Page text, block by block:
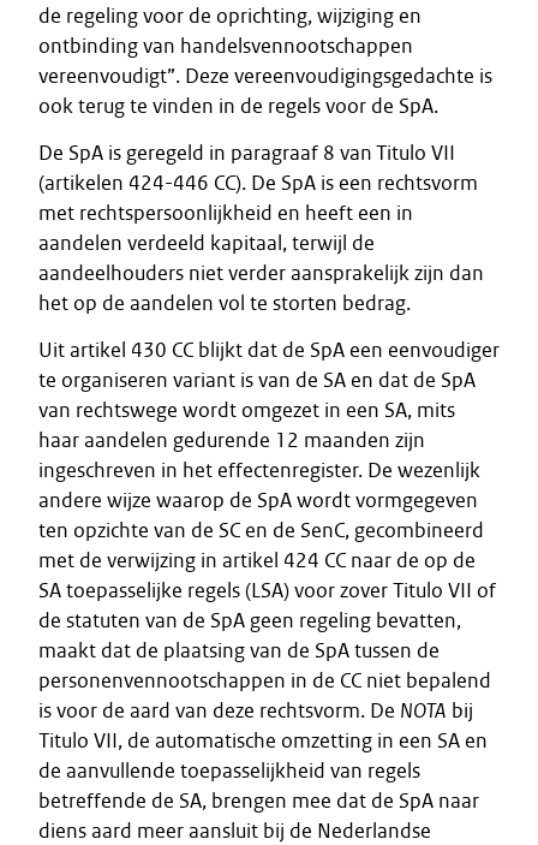
de regeling voor de oprichting, wijziging en
ontbinding van handelsvennootschappen
vereenvoudigt”. Deze vereenvoudigingsgedachte is
ook terug te vinden in de regels voor de SpA.
De SpA is geregeld in paragraaf 8 van Titulo VII
(artikelen 424-446 CC). De SpA is een rechtsvorm
met rechtspersoonlijkheid en heeft een in
aandelen verdeeld kapitaal, terwijl de
aandeelhouders niet verder aansprakelijk zijn dan
het op de aandelen vol te storten bedrag.
Uit artikel 430 CC blijkt dat de SpA een eenvoudiger
te organiseren variant is van de SA en dat de SpA
van rechtswege wordt omgezet in een SA, mits
haar aandelen gedurende 12 maanden zijn
ingeschreven in het effectenregister. De wezenlijk
andere wijze waarop de SpA wordt vormgegeven
ten opzichte van de SC en de SenC, gecombineerd
met de verwijzing in artikel 424 CC naar de op de
SA toepasselijke regels (LSA) voor zover Titulo VII of
de statuten van de SpA geen regeling bevatten,
maakt dat de plaatsing van de SpA tussen de
personenvennootschappen in de CC niet bepalend
is voor de aard van deze rechtsvorm. De NOTA bij
Titulo VII, de automatische omzetting in een SA en
de aanvullende toepasselijkheid van regels
betreffende de SA, brengen mee dat de SpA naar
diens aard meer aansluit bij de Nederlandse